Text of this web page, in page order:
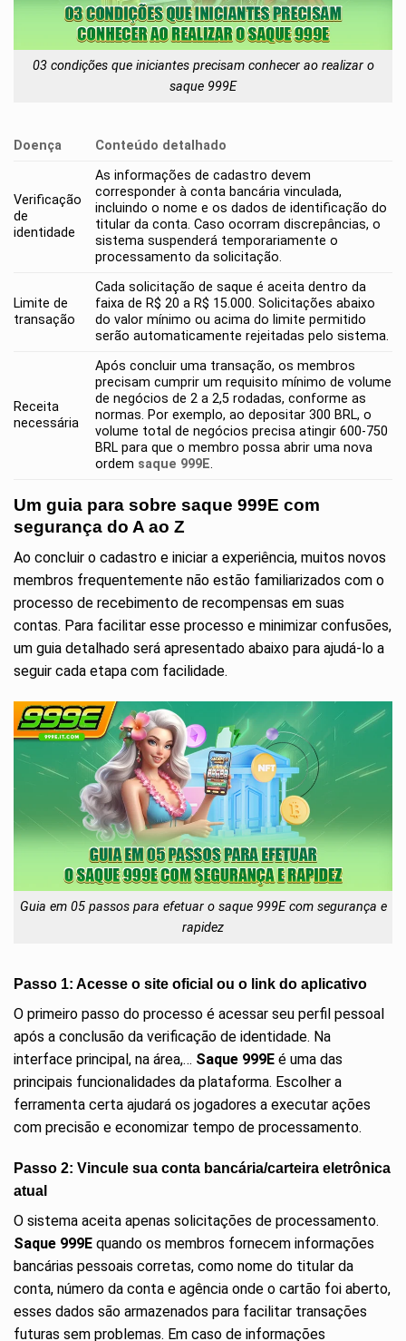
03 condições que iniciantes precisam conhecer ao realizar o
saque 999E
Doença Conteúdo detalhado
Verificação
de
identidade
As informações de cadastro devem
corresponder à conta bancária vinculada,
incluindo o nome e os dados de identificação do
titular da conta. Caso ocorram discrepâncias, o
sistema suspenderá temporariamente o
processamento da solicitação.
Limite de
transação
Cada solicitação de saque é aceita dentro da
faixa de R$ 20 a R$ 15.000. Solicitações abaixo
do valor mínimo ou acima do limite permitido
serão automaticamente rejeitadas pelo sistema.
Receita
necessária
Após concluir uma transação, os membros
precisam cumprir um requisito mínimo de volume
de negócios de 2 a 2,5 rodadas, conforme as
normas. Por exemplo, ao depositar 300 BRL, o
volume total de negócios precisa atingir 600-750
BRL para que o membro possa abrir uma nova
ordem saque 999E.
Um guia para sobre saque 999E com
segurança do A ao Z
Ao concluir o cadastro e iniciar a experiência, muitos novos
membros frequentemente não estão familiarizados com o
processo de recebimento de recompensas em suas
contas. Para facilitar esse processo e minimizar confusões,
um guia detalhado será apresentado abaixo para ajudá-lo a
seguir cada etapa com facilidade.
Guia em 05 passos para efetuar o saque 999E com segurança e
rapidez
Passo 1: Acesse o site oficial ou o link do aplicativo
O primeiro passo do processo é acessar seu perfil pessoal
após a conclusão da verificação de identidade. Na
interface principal, na área,… Saque 999E é uma das
principais funcionalidades da plataforma. Escolher a
ferramenta certa ajudará os jogadores a executar ações
com precisão e economizar tempo de processamento.
Passo 2: Vincule sua conta bancária/carteira eletrônica
atual
O sistema aceita apenas solicitações de processamento.
Saque 999E quando os membros fornecem informações
bancárias pessoais corretas, como nome do titular da
conta, número da conta e agência onde o cartão foi aberto,
esses dados são armazenados para facilitar transações
futuras sem problemas. Em caso de informações